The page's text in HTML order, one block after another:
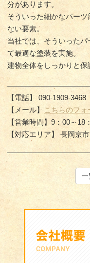
分があります。
そういった細かなパー
ない要素。
当社では、そういった
て最適な塗装を実施。
建物全体をしっかりと保
【電話】 090-1909-3468
【メール】 こちらのフ
【営業時間】9：00～18
【対応エリア】 長岡京
一